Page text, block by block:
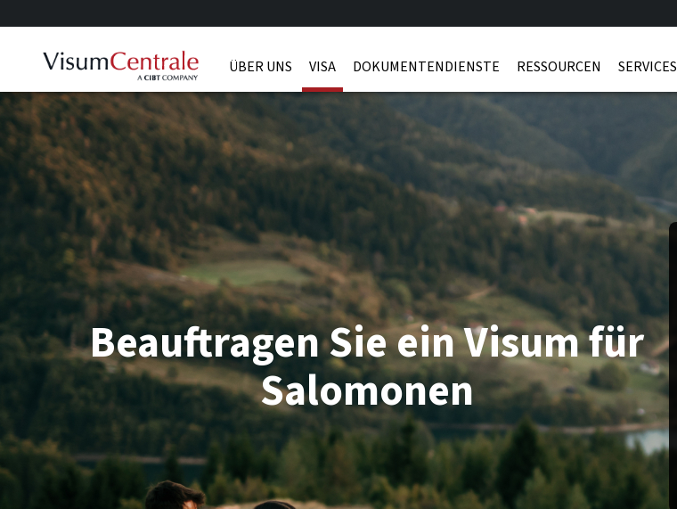
ÜBER UNS VISA DOKUMENTENDIENSTE RESSOURCEN SERVICES
Beauftragen Sie ein Visum für
Salomonen